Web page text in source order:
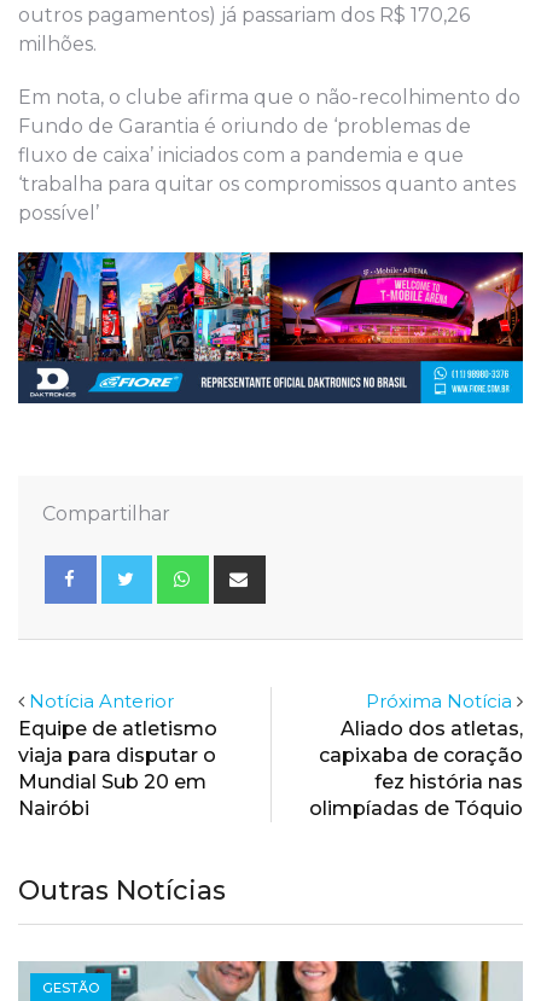
outros pagamentos) já passariam dos R$ 170,26
milhões.
Em nota, o clube afirma que o não-recolhimento do
Fundo de Garantia é oriundo de ‘problemas de
fluxo de caixa’ iniciados com a pandemia e que
‘trabalha para quitar os compromissos quanto antes
possível’
Compartilhar
Whatsapp
Notícia Anterior
Equipe de atletismo
viaja para disputar o
Mundial Sub 20 em
Nairóbi
Próxima Notícia
Aliado dos atletas,
capixaba de coração
fez história nas
olimpíadas de Tóquio
Outras Notícias
GESTÃO